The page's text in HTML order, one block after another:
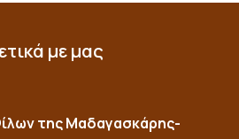
με μας
της Μαδαγασκάρης-